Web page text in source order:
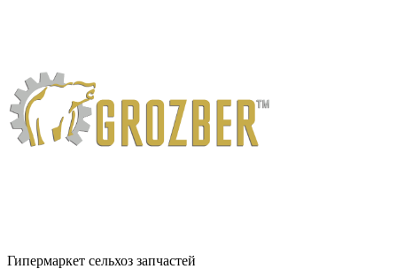
Гипермаркет сельхоз запчастей